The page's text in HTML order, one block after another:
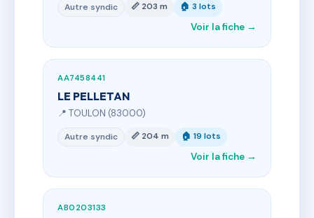
Autre syndic 📏 203 m 🏠 3 lots
Voir la fiche →
AA7458441
LE PELLETAN
📍 TOULON (83000)
Autre syndic 📏 204 m 🏠 19 lots
Voir la fiche →
AB0203133